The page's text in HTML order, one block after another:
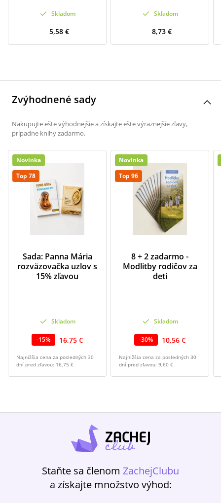
Skladom
5,58 €
Skladom
8,73 €
Zvýhodnené sady
Nakupujte ešte výhodnejšie a získajte ešte výraznejšie zľavy,
prípadne knihy zadarmo.
Novinka
Top 78
Sada: Panna Mária
rozväzovačka uzlov s
15% zľavou
Skladom
-15% 16,75 €
Najnižšia cena za posledných 30
dní pred zľavou: 16,75 €
Novinka
Top 96
8 + 2 zadarmo -
Modlitby rodičov za
deti
Skladom
-30% 10,56 €
Najnižšia cena za posledných 30
dní pred zľavou: 9,60 €
Staňte sa členom ZachejClubu
a získajte množstvo výhod: